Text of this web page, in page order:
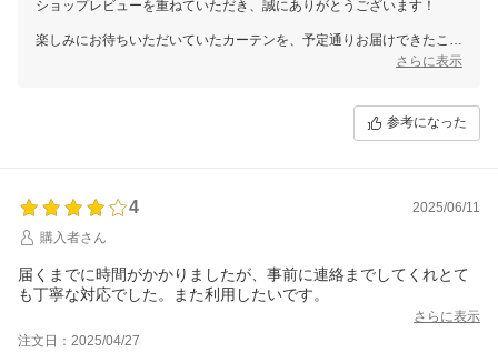
ショップレビューを重ねていただき、誠にありがとうございます！
楽しみにお待ちいただいていたカーテンを、予定通りお届けできたこ
と、そして「ばっちり」とのお言葉をいただけたこと、本当にうれしく
またのご来店を心よりお待ちしております！
さらに表示
参考になった
4
2025/06/11
購入者さん
届くまでに時間がかかりましたが、事前に連絡までしてくれとて
も丁寧な対応でした。また利用したいです。
さらに表示
注文日：2025/04/27